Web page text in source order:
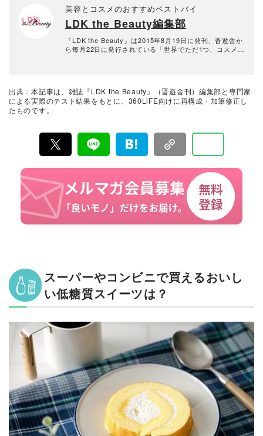
美容とコスメのおすすめベストバイ
LDK the Beauty編集部
『LDK the Beauty』は2015年8月19日に発刊、晋遊舎か
ら毎月22日に発行されている「世界でただ1つ、コスメを
ディアで情報を発信中。姉妹誌であるテストする女性誌
『LDK』と同様、メーカーに忖度する事なく、編集部と
出典：本記事は、雑誌『LDK the Beauty』（晋遊舎刊）編集部と専門家
による実際のテスト結果をもとに、360LiFE向けに再構成・加筆修正し
たものです。
スーパーやコンビニで買えるおいし
い低糖質スイーツは？